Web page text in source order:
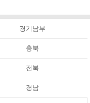
경기남부
충북
전북
경남